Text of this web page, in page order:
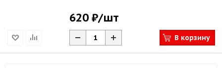
620 ₽/шт
В корзину